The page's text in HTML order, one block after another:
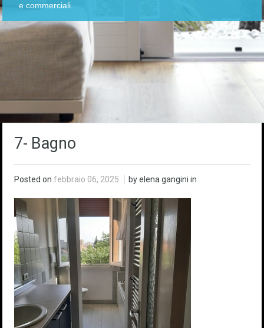
e commerciali.
7- Bagno
Posted on febbraio 06, 2025 by elena gangini in